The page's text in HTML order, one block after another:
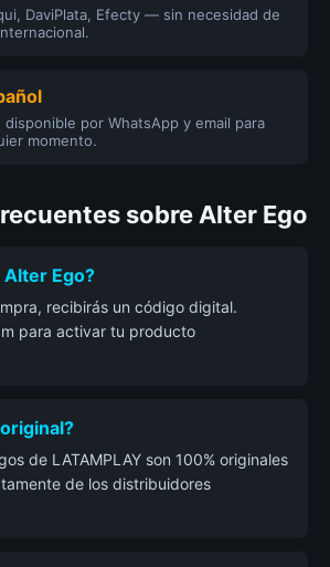
DaviPlata, Efecty — sin necesidad de
por WhatsApp y email para
momento.
sobre Alter Ego
Ego?
recibirás un código digital.
para activar tu producto
de LATAMPLAY son 100% originales
de los distribuidores